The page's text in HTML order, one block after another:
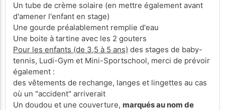
Un tube de crème solaire (en mettre également avant
d'amener l'enfant en stage)
Une gourde préalablement remplie d'eau
Une boite à tartine avec les 2 gouters
Pour les enfants (de 3,5 à 5 ans) des stages de baby-
tennis, Ludi-Gym et Mini-Sportschool, merci de prévoir
également :
des vêtements de rechange, langes et lingettes au cas
où un "accident" arriverait
Un doudou et une couverture, marqués au nom de